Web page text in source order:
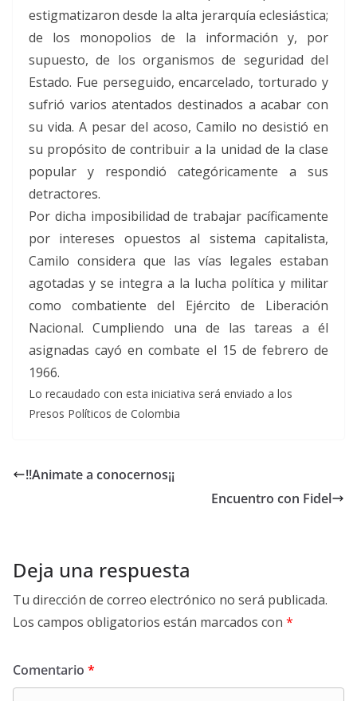
estigmatizaron desde la alta jerarquía eclesiástica;
de los monopolios de la información y, por
supuesto, de los organismos de seguridad del
Estado. Fue perseguido, encarcelado, torturado y
sufrió varios atentados destinados a acabar con
su vida. A pesar del acoso, Camilo no desistió en
su propósito de contribuir a la unidad de la clase
popular y respondió categóricamente a sus
detractores.
Por dicha imposibilidad de trabajar pacíficamente
por intereses opuestos al sistema capitalista,
Camilo considera que las vías legales estaban
agotadas y se integra a la lucha política y militar
como combatiente del Ejército de Liberación
Nacional. Cumpliendo una de las tareas a él
asignadas cayó en combate el 15 de febrero de
1966.
Lo recaudado con esta iniciativa será enviado a los
Presos Políticos de Colombia
!!Animate a conocernos¡¡
Encuentro con Fidel
Deja una respuesta
Tu dirección de correo electrónico no será publicada.
Los campos obligatorios están marcados con *
Comentario *